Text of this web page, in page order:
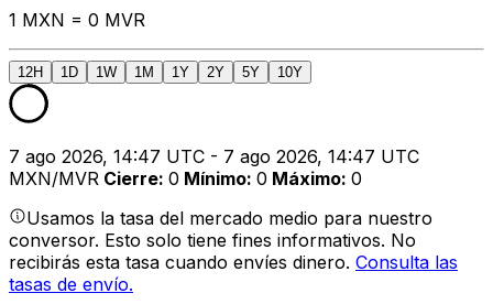
1 MXN = 0 MVR
12H 1D 1W 1M 1Y 2Y 5Y 10Y
7 ago 2026, 14:47 UTC - 7 ago 2026, 14:47 UTC
MXN/MVR Cierre: 0 Mínimo: 0 Máximo: 0
Usamos la tasa del mercado medio para nuestro
conversor. Esto solo tiene fines informativos. No
recibirás esta tasa cuando envíes dinero. Consulta las
tasas de envío.